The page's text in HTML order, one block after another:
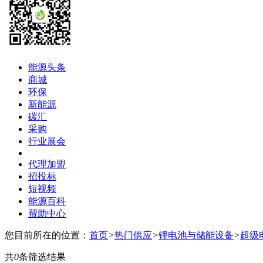
能源头条
商城
环保
新能源
碳汇
采购
行业展会
代理加盟
招投标
短视频
能源百科
帮助中心
您目前所在的位置： 首页>热门供应>锂电池与储能设备>超级
共0条筛选结果